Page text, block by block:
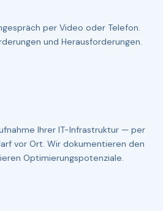
per Video oder Telefon.
und Herausforderungen.
Ihrer IT-Infrastruktur — per
vor Ort. Wir dokumentieren den
Optimierungspotenziale.